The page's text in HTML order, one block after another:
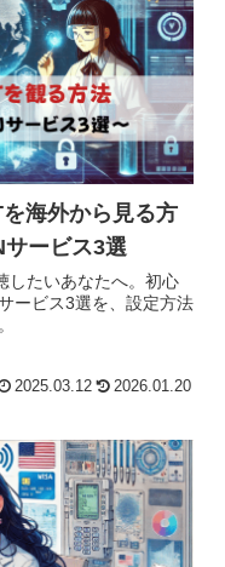
を海外から見る方
ービス3選
したいあなたへ。初心
ービス3選を、設定方法
2025.03.12 2026.01.20